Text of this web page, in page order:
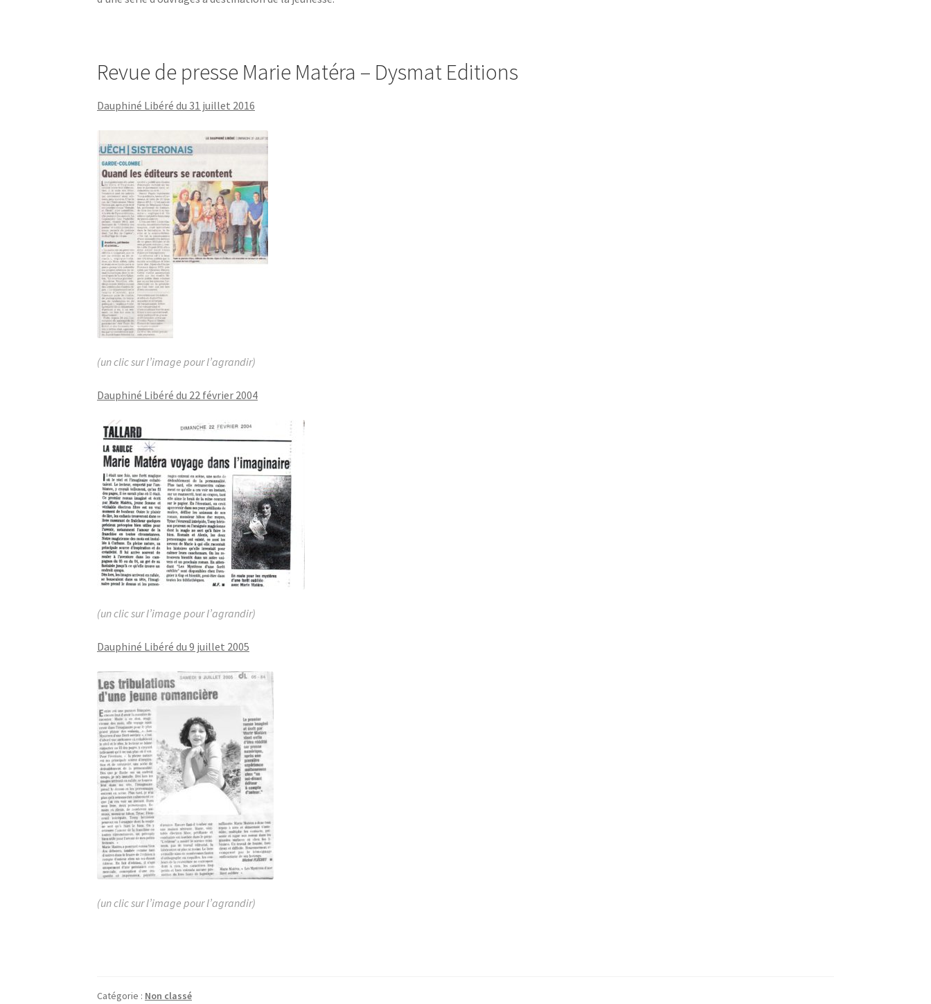
Revue de presse Marie Matéra – Dysmat Editions
Dauphiné Libéré du 31 juillet 2016
(un clic sur l’image pour l’agrandir)
Dauphiné Libéré du 22 février 2004
(un clic sur l’image pour l’agrandir)
Dauphiné Libéré du 9 juillet 2005
(un clic sur l’image pour l’agrandir)
Catégorie : Non classé